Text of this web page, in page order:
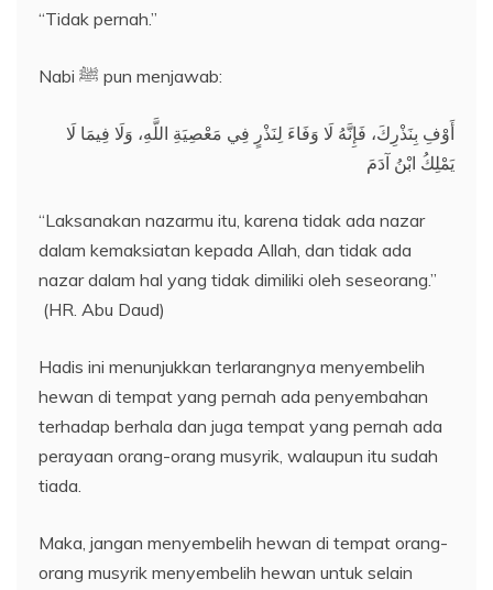
“Tidak pernah.”
Nabi ﷺ pun menjawab:
أَوْفِ بِنَذْرِكَ، فَإِنَّهُ لَا وَفَاءَ لِنَذْرٍ فِي مَعْصِيَةِ اللَّهِ، وَلَا فِيمَا لَا
يَمْلِكُ ابْنُ آدَمَ
“Laksanakan nazarmu itu, karena tidak ada nazar
dalam kemaksiatan kepada Allah, dan tidak ada
nazar dalam hal yang tidak dimiliki oleh seseorang.”
(HR. Abu Daud)
Hadis ini menunjukkan terlarangnya menyembelih
hewan di tempat yang pernah ada penyembahan
terhadap berhala dan juga tempat yang pernah ada
perayaan orang-orang musyrik, walaupun itu sudah
tiada.
Maka, jangan menyembelih hewan di tempat orang-
orang musyrik menyembelih hewan untuk selain